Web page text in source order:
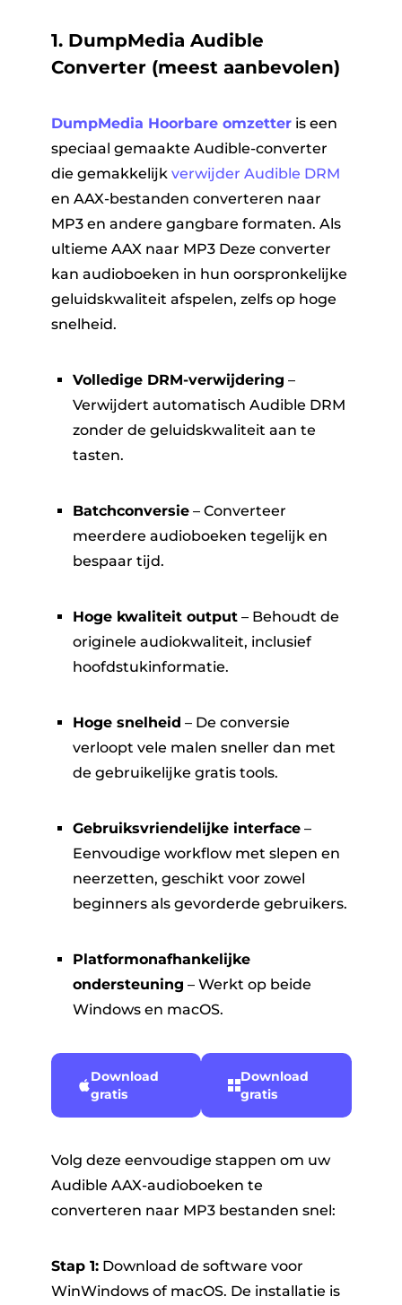
1. DumpMedia Audible
Converter (meest aanbevolen)
DumpMedia Hoorbare omzetteris een
speciaal gemaakte Audible-converter
die gemakkelijk verwijder Audible DRM
en AAX-bestanden converteren naar
MP3 en andere gangbare formaten. Als
ultieme AAX naar MP3 Deze converter
kan audioboeken in hun oorspronkelijke
geluidskwaliteit afspelen, zelfs op hoge
snelheid.
Volledige DRM-verwijdering –
Verwijdert automatisch Audible DRM
zonder de geluidskwaliteit aan te
tasten.
Batchconversie– Converteer
meerdere audioboeken tegelijk en
bespaar tijd.
Hoge kwaliteit output– Behoudt de
originele audiokwaliteit, inclusief
hoofdstukinformatie.
Hoge snelheid – De conversie
verloopt vele malen sneller dan met
de gebruikelijke gratis tools.
Gebruiksvriendelijke interface–
Eenvoudige workflow met slepen en
neerzetten, geschikt voor zowel
beginners als gevorderde gebruikers.
Platformonafhankelijke
ondersteuning – Werkt op beide
Windows en macOS.
Download
gratis
Download
gratis
Volg deze eenvoudige stappen om uw
Audible AAX-audioboeken te
converteren naar MP3 bestanden snel:
Stap 1:Download de software voor
WinWindows of macOS. De installatie is